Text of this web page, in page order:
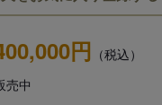
円 （税込）
売中